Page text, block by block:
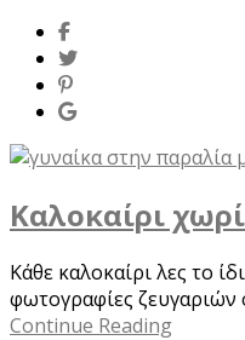
Καλοκαίρι
Κάθε καλοκαίρι λες το
φωτογραφίες ζευγαριών
Continue Reading